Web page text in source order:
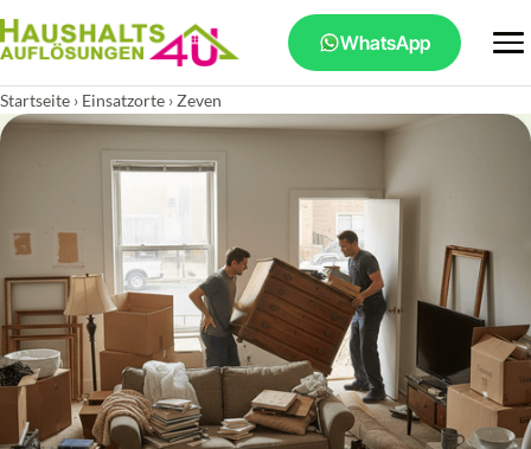
WhatsApp
Startseite › Einsatzorte › Zeven